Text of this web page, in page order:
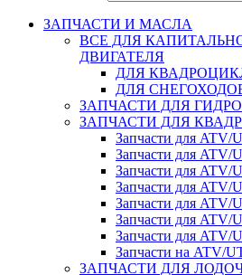
ЗАПЧАСТИ И МАСЛА
ВСЕ ДЛЯ
ДВИГАТЕЛЯ
ДЛЯ
ДЛЯ
ЗАПЧАСТИ ДЛЯ
ЗАПЧАСТИ ДЛЯ
Запчасти для ATV/
Запчасти для
Запчасти для ATV/
Запчасти для ATV/
Запчасти для ATV/
Запчасти для
Запчасти для
Запчасти на ATV/
ЗАПЧАСТИ ДЛЯ